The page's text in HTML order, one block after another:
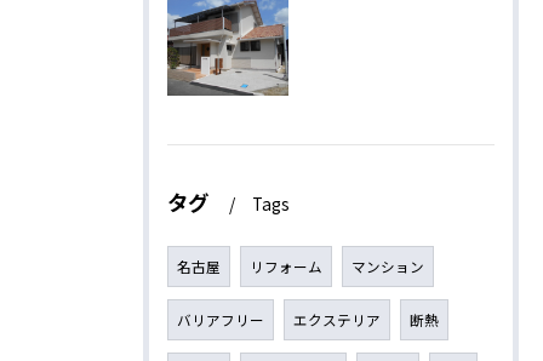
タグ Tags
名古屋 リフォーム マンション
バリアフリー エクステリア 断熱